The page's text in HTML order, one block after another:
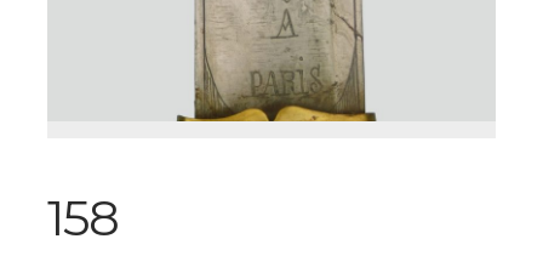
158